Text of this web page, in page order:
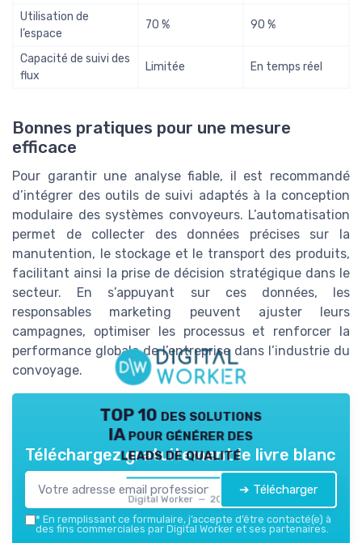
Utilisation de
l’espace
70 % 90 %
Capacité de suivi des
flux
Limitée En temps réel
Bonnes pratiques pour une mesure
efficace
Pour garantir une analyse fiable, il est recommandé
d’intégrer des outils de suivi adaptés à la conception
modulaire des systèmes convoyeurs. L’automatisation
permet de collecter des données précises sur la
manutention, le stockage et le transport des produits,
facilitant ainsi la prise de décision stratégique dans le
secteur. En s’appuyant sur ces données, les
responsables marketing peuvent ajuster leurs
campagnes, optimiser les processus et renforcer la
performance globale de l’entreprise dans l’industrie du
convoyage.
TOP 10 des solutions
IA pour générer des
leads de qualité
Digital Worker — 2026
Téléchargez gratuitement le livre blanc
➔ Télécharger
* En remplissant ce formulaire, j’accepte d’être contacté(e) à
des fins commerciales par Digital Worker et ses partenaires.